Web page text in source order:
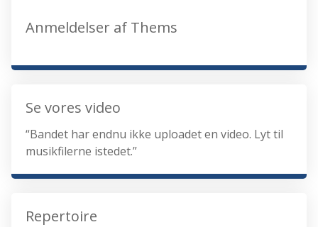
Anmeldelser af Thems
Se vores video
“Bandet har endnu ikke uploadet en video. Lyt til
musikfilerne istedet.”
Repertoire